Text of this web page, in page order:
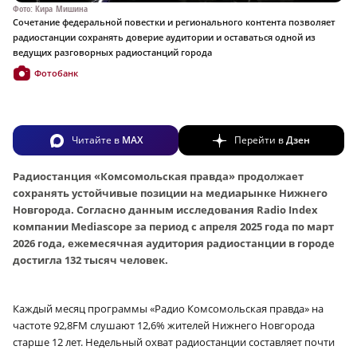
Фото: Кира Мишина
Сочетание федеральной повестки и регионального контента позволяет
радиостанции сохранять доверие аудитории и оставаться одной из
ведущих разговорных радиостанций города
Фотобанк
Читайте в MAX Перейти вДзен
Радиостанция «Комсомольская правда» продолжает
сохранять устойчивые позиции на медиарынке Нижнего
Новгорода. Согласно данным исследования Radio Index
компании Mediascope за период с апреля 2025 года по март
2026 года, ежемесячная аудитория радиостанции в городе
достигла 132 тысяч человек.
Каждый месяц программы «Радио Комсомольская правда» на
частоте 92,8FM слушают 12,6% жителей Нижнего Новгорода
старше 12 лет. Недельный охват радиостанции составляет почти